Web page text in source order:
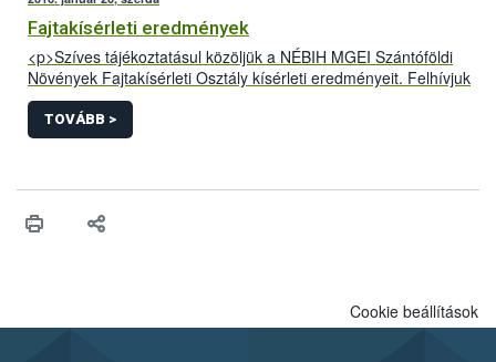
Fajtakísérleti eredmények
<p>Szíves tájékoztatásul közöljük a NÉBIH MGEI Szántóföldi
Növények Fajtakísérleti Osztály kísérleti eredményeit. Felhívjuk
figyelmüket, hogy az itt megjelentetett adatok szakmai
tartalmáért csak&nbsp; az általunk közzétett formában vállaljuk
a felelősséget. A&nbsp; NÉBIHMGEI nem vállal
TOVÁBB >
Cookie beállítások